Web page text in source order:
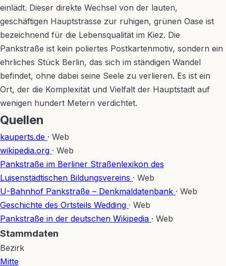
einlädt. Dieser direkte Wechsel von der lauten,
geschäftigen Hauptstrasse zur ruhigen, grünen Oase ist
bezeichnend für die Lebensqualität im Kiez. Die
Pankstraße ist kein poliertes Postkartenmotiv, sondern ein
ehrliches Stück Berlin, das sich im ständigen Wandel
befindet, ohne dabei seine Seele zu verlieren. Es ist ein
Ort, der die Komplexität und Vielfalt der Hauptstadt auf
wenigen hundert Metern verdichtet.
Quellen
kauperts.de · Web
wikipedia.org · Web
Pankstraße im Berliner Straßenlexikon des
Luisenstädtischen Bildungsvereins · Web
U-Bahnhof Pankstraße – Denkmaldatenbank · Web
Geschichte des Ortsteils Wedding · Web
Pankstraße in der deutschen Wikipedia · Web
Stammdaten
Bezirk
Mitte